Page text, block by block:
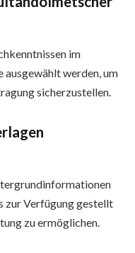
im
werden, um
sicherzustellen.
zur Verfügung gestellt
zu ermöglichen.